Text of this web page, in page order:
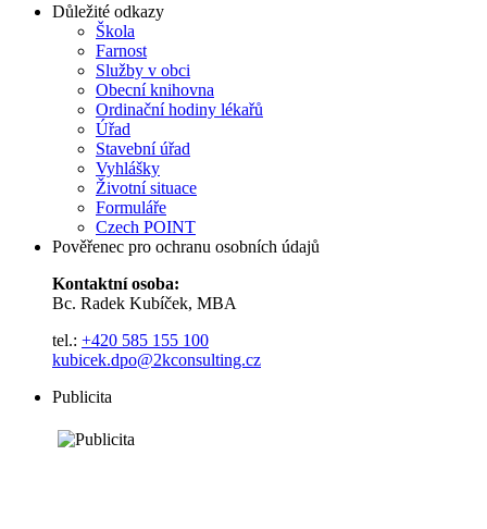
Důležité odkazy
Škola
Farnost
Služby v obci
Obecní knihovna
Ordinační hodiny lékařů
Úřad
Stavební úřad
Vyhlášky
Životní situace
Formuláře
Czech POINT
Pověřenec pro ochranu osobních údajů
Kontaktní osoba:
Bc. Radek Kubíček, MBA
tel.: +420 585 155 100
kubicek.dpo@2kconsulting.cz
Publicita